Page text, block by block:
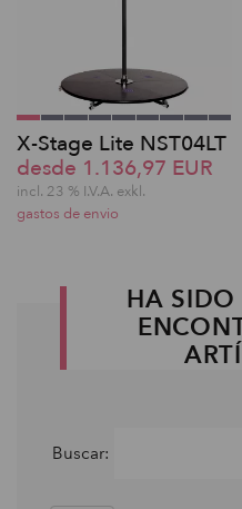
X-Stage Lite NST04LT
desde 1.136,97 EUR
incl. 23 % I.V.A. exkl.
gastos de envio
HA SIDO
Buscar: